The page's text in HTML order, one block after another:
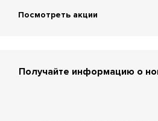
Посмотреть акции
Получайте информацию о